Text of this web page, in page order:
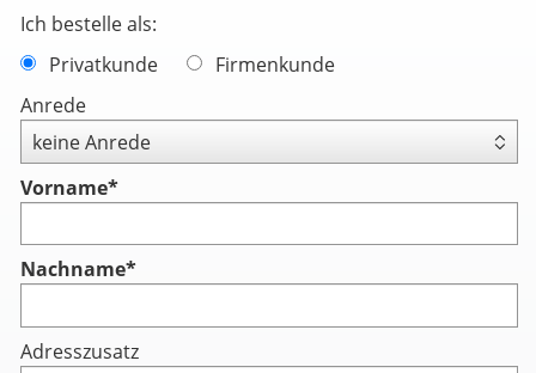
Ich bestelle als:
Privatkunde
Firmenkunde
Anrede
Vorname*
Nachname*
Adresszusatz